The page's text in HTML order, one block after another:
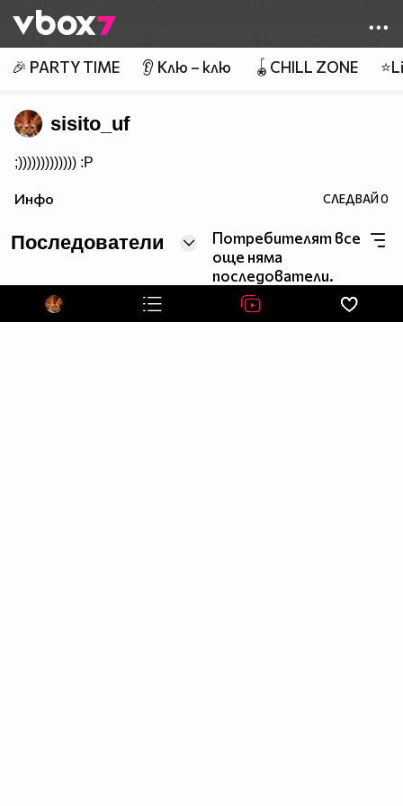
👾
🎉 PARTY TIME 👂 Клю – клю 🪀CHILL ZONE
sisito_uf
;))))))))))))) :P
Инфо СЛЕДВАЙ0
Последователи
Потребителят все
още няма
последователи.